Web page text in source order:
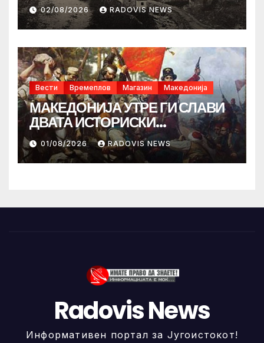
02/08/2026 RADOVIS NEWS
Вести Времеплов Магазин Македонија
МАКЕДОНИЈА УТРЕ ГИ СЛАВИ
ДВАТА ИСТОРИСКИ
ИЛИНДЕНА!
01/08/2026 RADOVIS NEWS
Radovis News
Информативен портал за Југоистокот!